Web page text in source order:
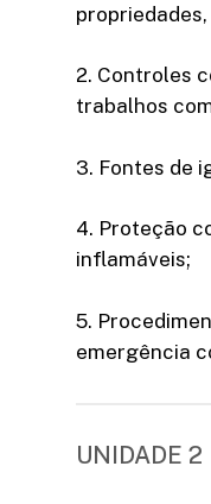
2. Controles
trabalhos
3. Fontes de
4. Proteção
inflamáveis;
5.
emergência
UNIDADE 2